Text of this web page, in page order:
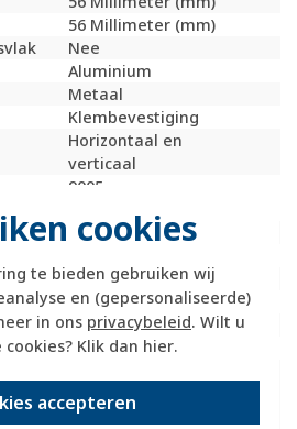
cookies
te bieden gebruiken wij
en (gepersonaliseerde)
in ons privacybeleid. Wilt u
Klik dan hier.
accepteren
56 Millimeter (mm)
Nee
Aluminium
Metaal
Klembevestiging
Horizontaal en
verticaal
9005
IK07
Nee
Nee
Mat
Ja